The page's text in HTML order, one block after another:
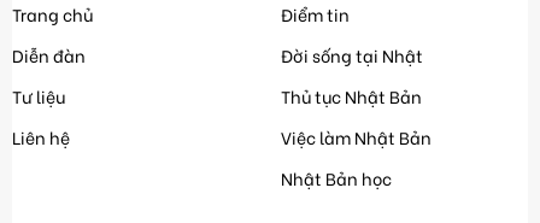
Trang chủ
Diễn đàn
Tư liệu
Liên hệ
Điểm tin
Đời sống tại Nhật
Thủ tục Nhật Bản
Việc làm Nhật Bản
Nhật Bản học